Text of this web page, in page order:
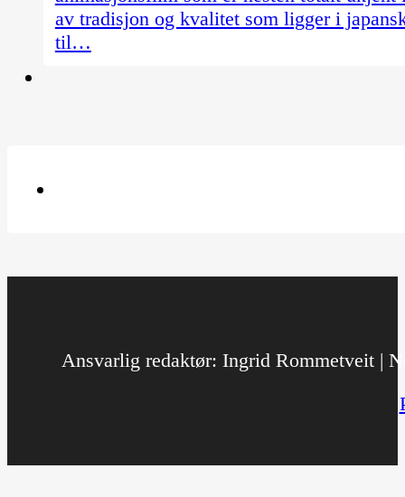
av tradisjon og kvalitet som ligger i
til…
Ansvarlig redaktør: Ingrid Rommetveit |